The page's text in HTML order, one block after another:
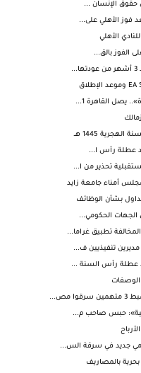
حقوق الإنسان ...
فوز الأهلي على...
الأهلي
الفوز بالق...
يصل القاهرة 1...
1445 هــ
عطلة رأس ا...
تحذير من ا...
أمناء جامعة زايد
بشأن الوظائف
تطبيق غراما...
تنفيذيين ف...
عطلة رأس السنة ...
الوصفات
حبس صاحب م...
جديد في سرقة الس...
بالمصاريف